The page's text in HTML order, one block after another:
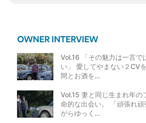
Vol.16 「その魅力は一言で
い」 愛してやまない２CV
間とお酒を…
Vol.15 妻と同じ生まれ年の
命的な出会い。 「頑張れ
がらゆっく…